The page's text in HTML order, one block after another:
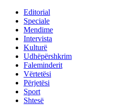
Editorial
Speciale
Mendime
Intervista
Kulturë
Udhëpërshkrim
Faleminderit
Vërtetësi
Përjetësi
Sport
Shtesë